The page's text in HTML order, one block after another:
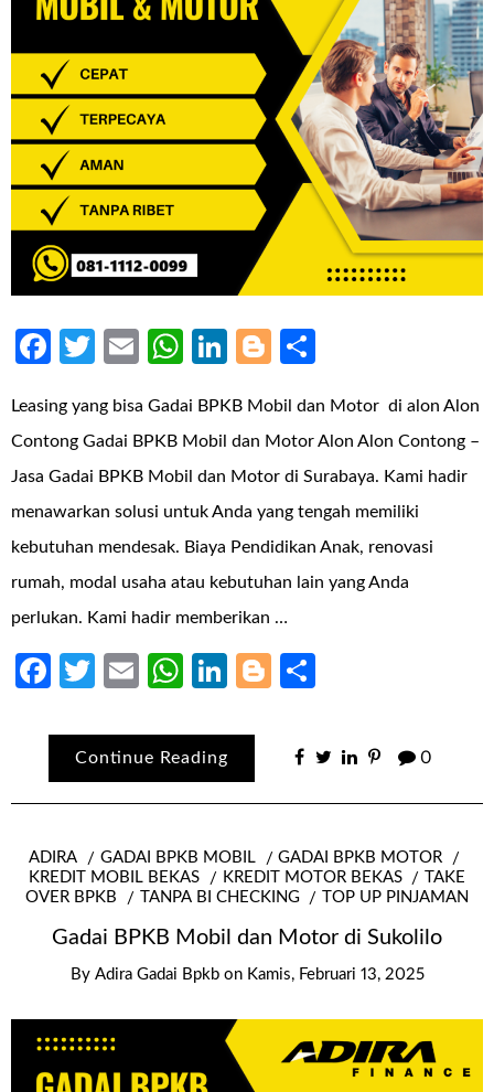
Facebook
Twitter
EmailWhatsApp
LinkedIn
Blogger
Leasing yang bisa Gadai BPKB Mobil dan Motor di alon Alon
Contong Gadai BPKB Mobil dan Motor Alon Alon Contong –
Jasa Gadai BPKB Mobil dan Motor di Surabaya. Kami hadir
menawarkan solusi untuk Anda yang tengah memiliki
kebutuhan mendesak. Biaya Pendidikan Anak, renovasi
rumah, modal usaha atau kebutuhan lain yang Anda
perlukan. Kami hadir memberikan …
Facebook
Twitter
EmailWhatsApp
LinkedIn
Blogger
Continue Reading 0
ADIRA GADAI BPKB MOBIL
GADAI BPKB MOTOR
KREDIT MOBIL BEKAS
KREDIT MOTOR BEKAS
TAKE
OVER BPKB
TANPA BI CHECKING TOP UP PINJAMAN
Gadai BPKB Mobil dan Motor di Sukolilo
By Adira Gadai Bpkb on Kamis, Februari 13, 2025